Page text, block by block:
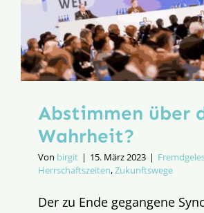
Abstimmen über
Wahrheit?
Von birgit | 15. März 2023 |
Herrschaftszeiten,Zukunftswege
Der zu Ende gegangene